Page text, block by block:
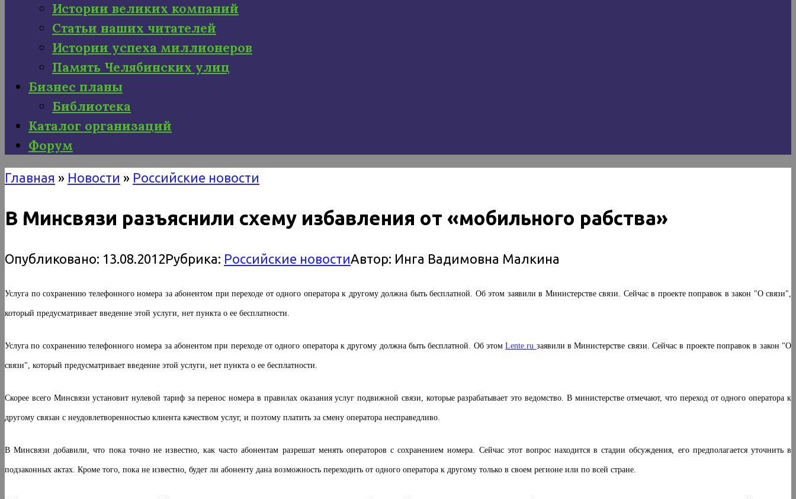
Истории великих компаний
Статьи наших читателей
Истории успеха миллионеров
Память Челябинских улиц
Бизнес планы
Библиотека
Каталог организаций
Форум
Главная » Новости » Российские новости
В Минсвязи разъяснили схему избавления от «мобильного рабства»
Опубликовано: 13.08.2012Рубрика: Российские новостиАвтор: Инга Вадимовна Малкина
Услуга по сохранению телефонного номера за абонентом при переходе от одного оператора к другому должна быть бесплатной. Об этом заявили в Министерстве связи. Сейчас в проекте поправок в закон "О связи",
который предусматривает введение этой услуги, нет пункта о ее бесплатности.
Услуга по сохранению телефонного номера за абонентом при переходе от одного оператора к другому должна быть бесплатной. Об этомLente.ru заявили в Министерстве связи. Сейчас в проекте поправок в закон "О
связи", который предусматривает введение этой услуги, нет пункта о ее бесплатности.
Скорее всего Минсвязи установит нулевой тариф за перенос номера в правилах оказания услуг подвижной связи, которые разрабатывает это ведомство. В министерстве отмечают, что переход от одного оператора к
другому связан с неудовлетворенностью клиента качеством услуг, и поэтому платить за смену оператора несправедливо.
В Минсвязи добавили, что пока точно не известно, как часто абонентам разрешат менять операторов с сохранением номера. Сейчас этот вопрос находится в стадии обсуждения, его предполагается уточнить в
подзаконных актах. Кроме того, пока не известно, будет ли абоненту дана возможность переходить от одного оператора к другому только в своем регионе или по всей стране.